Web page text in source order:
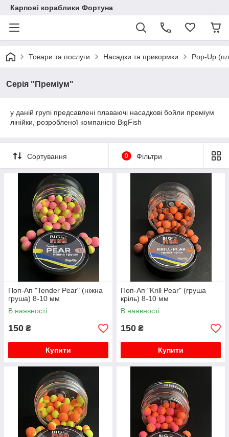
Карпові кораблики Фортуна
Товари та послуги Насадки та прикормки Pop-Up
Серія "Преміум"
у даній групі предсавлені плаваючі насадкові бойли преміум
лінійки, розробленої компанією BigFish
Сортування 0 Фільтри
Поп-Ап "Tender Pear" (ніжна
груша) 8-10 мм
В наявності
150 ₴
Купити
Поп-Ап "Krill Pear" (груша
кріль) 8-10 мм
В наявності
150 ₴
Купити